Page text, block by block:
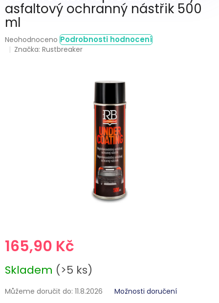
asfaltový ochranný nástřik 500
ml
Průměrné
hodnocení
Neohodnoceno Podrobnosti hodnocení
Značka:Rustbreaker
165,90 Kč
cena:
Skladem (>5 ks)
Můžeme doručit do: 11.8.2026 Možnosti doručení